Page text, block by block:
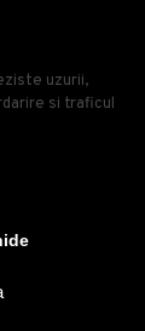
uzurii,
si traficul